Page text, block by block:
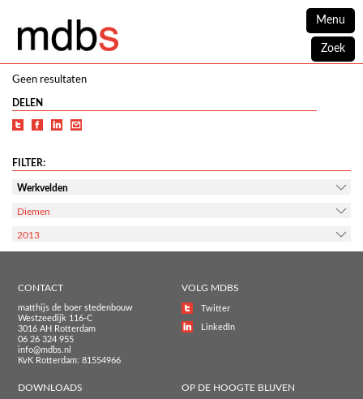
Menu
Zoek
Geen resultaten
DELEN
FILTER:
Werkvelden
Diemen
2013
CONTACT
matthijs de boer stedenbouw
Westzeedijk 116-C
3016 AH Rotterdam
06 26 324 955
info@mdbs.nl
KvK Rotterdam: 81554966
VOLG MDBS
Twitter
LinkedIn
DOWNLOADS OP DE HOOGTE BLIJVEN